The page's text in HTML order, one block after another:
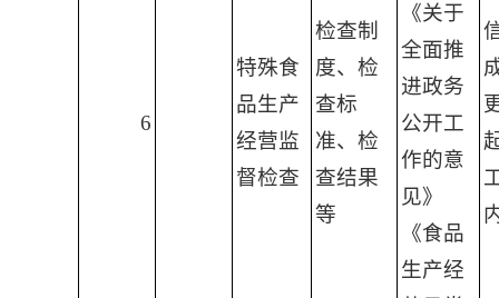
6
特殊食
品生产
经营监
督检查
检查制
度、检
查标
准、检
查结果
等
《关于
全面推
进政务
公开工
作的意
见》
《食品
生产经